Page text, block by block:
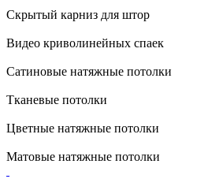
Скрытый карниз для штор
Видео криволинейных спаек
Сатиновые натяжные потолки
Тканевые потолки
Цветные натяжные потолки
Матовые натяжные потолки